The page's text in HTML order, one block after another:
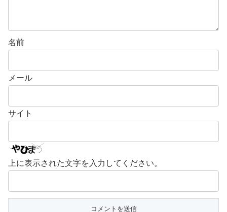
名前
メール
サイト
上に表示された文字を入力してください。